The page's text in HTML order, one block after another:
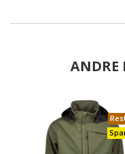
ANDRE